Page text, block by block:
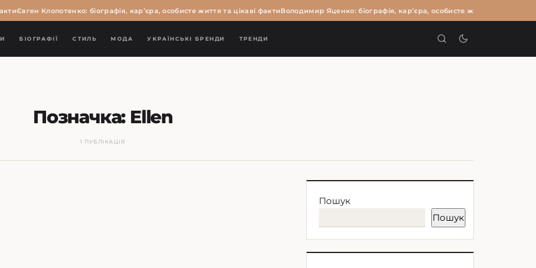
Євген Клопотенко: біографія, кар’єра, особисте життя та цікаві фактиВолодимир Яценко: біографія, кар’єра, особисте життя та цікаві
БІОГРАФІЇ СТИЛЬ МОДА УКРАЇНСЬКІ БРЕНДИ ТРЕНДИ
Позначка: Ellen
1 ПУБЛІКАЦІЯ
Пошук
Пошук